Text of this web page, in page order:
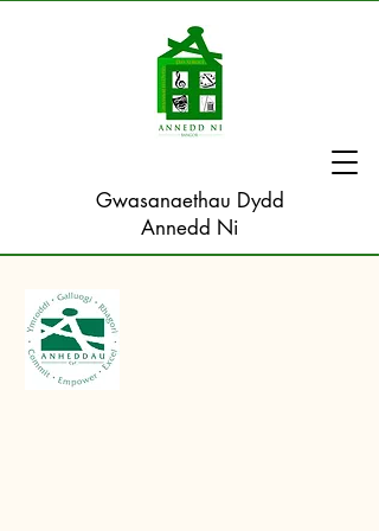
Gwasanaethau Dydd
Annedd Ni